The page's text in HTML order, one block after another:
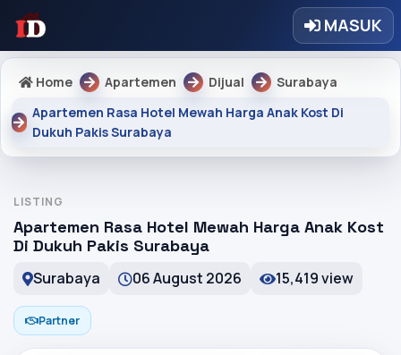
MASUK
Home Apartemen Dijual
Surabaya
Apartemen Rasa Hotel Mewah Harga Anak Kost Di
Dukuh Pakis Surabaya
LISTING
Apartemen Rasa Hotel Mewah Harga Anak Kost
Di Dukuh Pakis Surabaya
Surabaya 06 August 2026 15,419 view
Partner